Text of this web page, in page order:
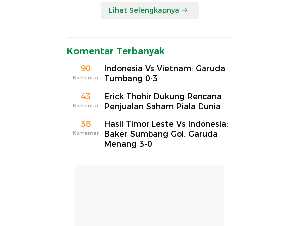
Lihat Selengkapnya
Komentar Terbanyak
90
Komentar
Indonesia Vs Vietnam: Garuda
Tumbang 0-3
43
Komentar
Erick Thohir Dukung Rencana
Penjualan Saham Piala Dunia
38
Komentar
Hasil Timor Leste Vs Indonesia:
Baker Sumbang Gol, Garuda
Menang 3-0